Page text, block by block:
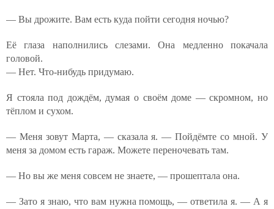
— Вы дрожите. Вам есть куда пойти сегодня ночью?
Её глаза наполнились слезами. Она медленно покачала
головой.
— Нет. Что-нибудь придумаю.
Я стояла под дождём, думая о своём доме — скромном, но
тёплом и сухом.
— Меня зовут Марта, — сказала я. — Пойдёмте со мной. У
меня за домом есть гараж. Можете переночевать там.
— Но вы же меня совсем не знаете, — прошептала она.
— Зато я знаю, что вам нужна помощь, — ответила я. — А я